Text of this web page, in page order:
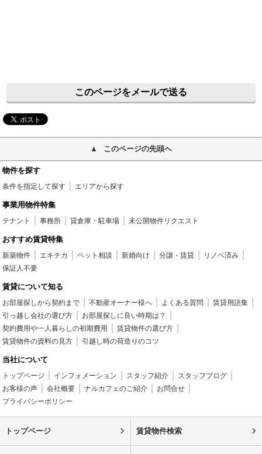
このページをメールで送る
このページの先頭へ
物件を探す
条件を指定して探す エリアから探す
事業用物件特集
テナント 事務所 貸倉庫・駐車場 未公開物件リクエスト
おすすめ賃貸特集
新築物件 エキチカ ペット相談 新婚向け 分譲・賃貸
リノベ済み
保証人不要
賃貸について知る
お部屋探しから契約まで 不動産オーナー様へ よくある質問
賃貸用語集
引っ越し会社の選び方
お部屋探しに良い時期は？
契約費用や一人暮らしの初期費用
賃貸物件の選び方
賃貸物件の資料の見方
引越し時の荷造りのコツ
当社について
トップページ インフォメーション スタッフ紹介
スタッフブログ
お客様の声
会社概要 ナルカフェのご紹介
お問合せ
プライバシーポリシー
トップページ 賃貸物件検索